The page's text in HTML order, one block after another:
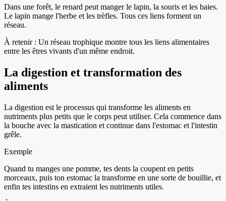
Dans une forêt, le renard peut manger le lapin, la souris et les baies.
Le lapin mange l'herbe et les trèfles. Tous ces liens forment un
réseau.
À retenir : Un réseau trophique montre tous les liens alimentaires
entre les êtres vivants d'un même endroit.
La digestion et transformation des
aliments
La digestion est le processus qui transforme les aliments en
nutriments plus petits que le corps peut utiliser. Cela commence dans
la bouche avec la mastication et continue dans l'estomac et l'intestin
grêle.
Exemple
Quand tu manges une pomme, tes dents la coupent en petits
morceaux, puis ton estomac la transforme en une sorte de bouillie, et
enfin tes intestins en extraient les nutriments utiles.